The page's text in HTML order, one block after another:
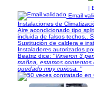
|
Email
Instalaciones de
Aire acondicionado tipo
incluida de falsos techos..
Sustitución de caldera e
Instaladores autorizados
Beatriz dice: "Vinieron 3
mañna, estamos contentos
quedado muy curiosa. "